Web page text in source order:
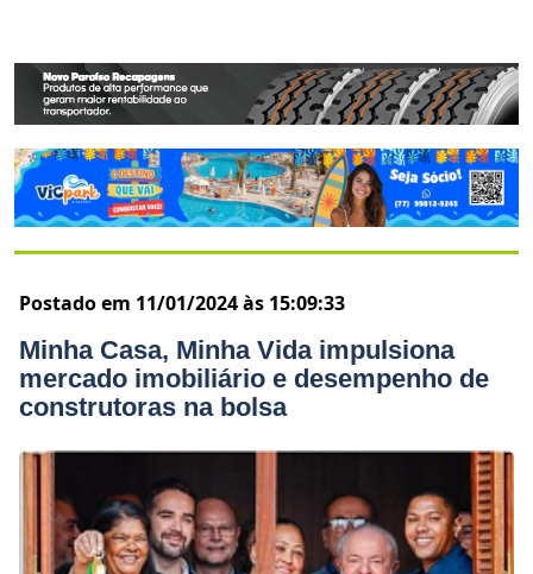
Postado em 11/01/2024 às 15:09:33
Minha Casa, Minha Vida impulsiona
mercado imobiliário e desempenho de
construtoras na bolsa